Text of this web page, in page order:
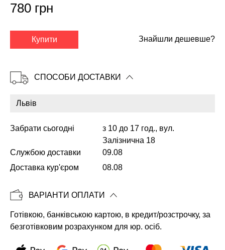
Копіювати
780 грн
Купити Знайшли дешевше?
СПОСОБИ ДОСТАВКИ
Забрати сьогодні
з 10 до 17 год., вул.
Залізнична 18
Службою доставки
09.08
Доставка кур'єром
08.08
ВАРІАНТИ ОПЛАТИ
Готівкою, банківською картою, в кредит/розстрочку, за
безготівковим розрахунком для юр. осіб.